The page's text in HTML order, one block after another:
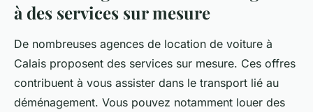
à des services sur mesure
De nombreuses agences de location de voiture à
Calais proposent des services sur mesure. Ces offres
contribuent à vous assister dans le transport lié au
déménagement. Vous pouvez notamment louer des